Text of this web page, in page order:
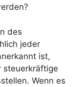
des
jeder
ist,
steuerkräftige
Wenn es